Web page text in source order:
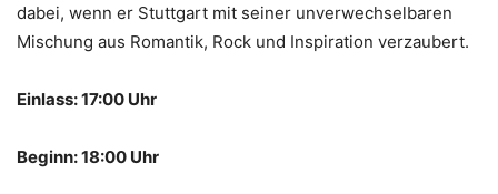
dabei, wenn er Stuttgart mit seiner unverwechselbaren
Mischung aus Romantik, Rock und Inspiration verzaubert.
Einlass: 17:00 Uhr
Beginn: 18:00 Uhr